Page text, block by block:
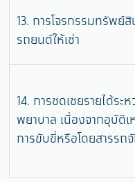
13. การโจรกรรมทรัพย์
รถยนต์ให้เช่า
14. การชดเชยรายได้ระ
พยาบาล เนื่องจากอุบัติ
การขับขี่หรือโดยสารรถ